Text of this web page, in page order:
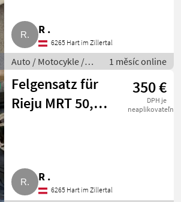
R .
6265 Hart im Zillertal
Auto / Motocykle /
Motorka
1 měsíc online
Felgensatz für
Rieju MRT 50,
350 €
DPH je
neaplikovateľné
R .
6265 Hart im Zillertal